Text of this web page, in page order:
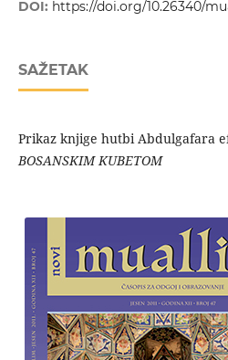
DOI: https://doi.org/10.26340/
SAŽETAK
Prikaz knjige hutbi Abdulgafara
BOSANSKIMKUBETOM